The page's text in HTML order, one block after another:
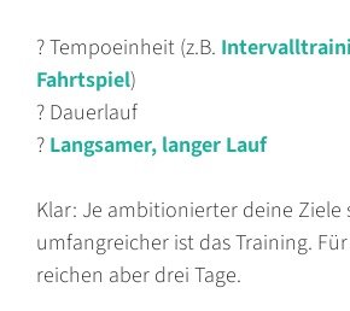
? Tempoeinheit (z.B.
Fahrtspiel)
? Dauerlauf
? Langsamer, langer Lauf
Klar: Je ambitionierter deine Ziele
umfangreicher ist das Training.
reichen aber drei Tage.